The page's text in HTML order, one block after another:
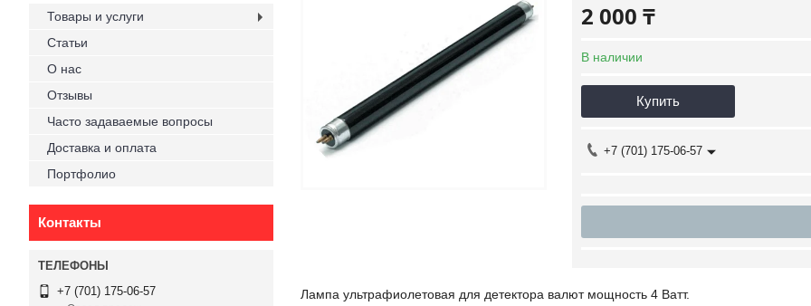
2 000 ₸
В наличии
Купить
+7 (701) 175-06-57
Лампа ультрафиолетовая для детектора валют мощность 4 Ватт.
Товары и услуги
Статьи
О нас
Отзывы
Часто задаваемые вопросы
Доставка и оплата
Портфолио
Контакты
+7 (701) 175-06-57